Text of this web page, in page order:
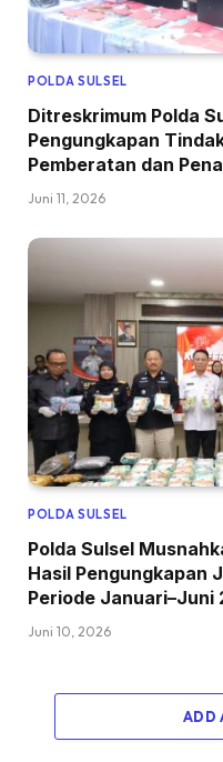
POLDA SULSEL
Ditreskrimum Polda
Pengungkapan
Pemberatan dan
Juni 11, 2026
POLDA SULSEL
Polda Sulsel
Hasil Pengungkapan
Periode Januari–Juni
Juni 10, 2026
ADD